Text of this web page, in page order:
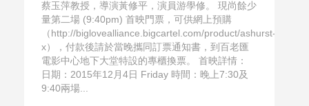
蔡玉萍教授，導演黃修平，演員游學修。 現尚餘少
量第二場 (9:40pm) 首映門票，可供網上預購
（http://biglovealliance.bigcartel.com/product/ashurst-
x），付款後請於當晚攜同訂票通知書，到百老匯
電影中心地下大堂特設的專櫃換票。 首映詳情：
日期：2015年12月4日 Friday 時間：晚上7:30及
9:40兩場...